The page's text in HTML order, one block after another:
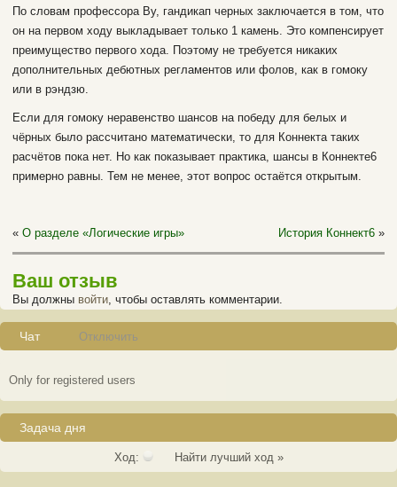
По словам профессора Ву, гандикап черных заключается в том, что
он на первом ходу выкладывает только 1 камень. Это компенсирует
преимущество первого хода. Поэтому не требуется никаких
дополнительных дебютных регламентов или фолов, как в гомоку
или в рэндзю.
Если для гомоку неравенство шансов на победу для белых и
чёрных было рассчитано математически, то для Коннекта таких
расчётов пока нет. Но как показывает практика, шансы в Коннекте6
примерно равны. Тем не менее, этот вопрос остаётся открытым.
« О разделе «Логические игры» История Коннект6 »
Ваш отзыв
Вы должны войти, чтобы оставлять комментарии.
Чат Отключить
Only for registered users
Задача дня
Ход: Найти лучший ход »